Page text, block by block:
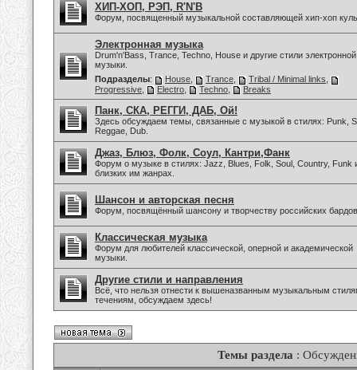
ХИП-ХОП, РЭП, R'N'B
Форум, посвященный музыкальной составляющей хип-хоп
Электронная музыка
Drum'n'Bass, Trance, Techno, House и другие стили электронной
музыки.
Подразделы: House Trance Tribal / Minimal links
Progressive
Electro Techno Breaks
Панк, СКА, РЕГГИ, ДАБ, Ой!
Здесь обсуждаем темы, связанные с музыкой в стилях: Punk,
Reggae, Dub.
Джаз, Блюз, Фолк, Соул, Кантри,Фанк
Форум о музыке в стилях: Jazz, Blues, Folk, Soul, Country, Funk
близких им жанрах.
Шансон и авторская песня
Форум, посвящённый шансону и творчеству российских
Классическая музыка
Форум для любителей классической, оперной и академической
музыки.
Другие стили и направления
Всё, что нельзя отнести к вышеназванным музыкальным
течениям, обсуждаем здесь!
Темы раздела :